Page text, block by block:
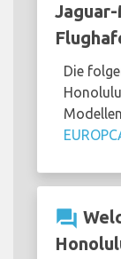
Die
question_answer